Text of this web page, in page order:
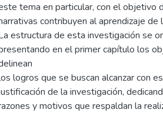
tema en particular, con el objetivo
contribuyen al aprendizaje de
estructura de esta investigación se
en el primer capítulo los
logros que se buscan alcanzar con
de la investigación,
y motivos que respaldan la